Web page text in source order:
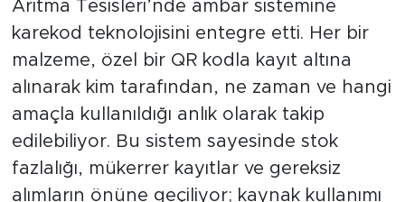
Arıtma Tesisleri’nde ambar sistemine
karekod teknolojisini entegre etti. Her bir
malzeme, özel bir QR kodla kayıt altına
alınarak kim tarafından, ne zaman ve hangi
amaçla kullanıldığı anlık olarak takip
edilebiliyor. Bu sistem sayesinde stok
fazlalığı, mükerrer kayıtlar ve gereksiz
alımların önüne geçiliyor; kaynak kullanımı